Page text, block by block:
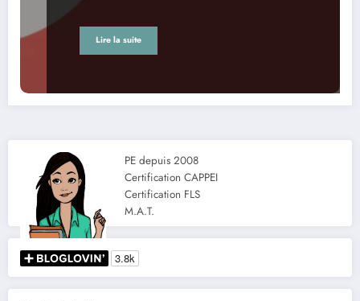
Lire la suite
PE depuis 2008
Certification CAPPEI
Certification FLS
M.A.T.